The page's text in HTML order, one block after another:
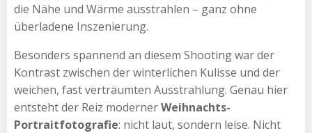
die Nähe und Wärme ausstrahlen – ganz ohne
überladene Inszenierung.
Besonders spannend an diesem Shooting war der
Kontrast zwischen der winterlichen Kulisse und der
weichen, fast verträumten Ausstrahlung. Genau hier
entsteht der Reiz modernerWeihnachts-
Portraitfotografie: nicht laut, sondern leise. Nicht